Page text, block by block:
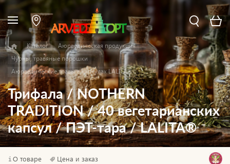
Каталог
Аюрведическая продукция
Чурны, травяные порошки
Аюрведические травы в капсулах LALITA®
Трифала / NOTHERN
TRADITION / 40 вегетарианских
капсул / ПЭТ-тара / LALITA®
О товаре Цена и заказ